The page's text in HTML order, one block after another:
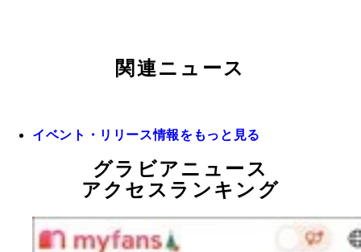
関連ニュース
イベント・リリース情報をもっと見る
グラビアニュース
アクセスランキング